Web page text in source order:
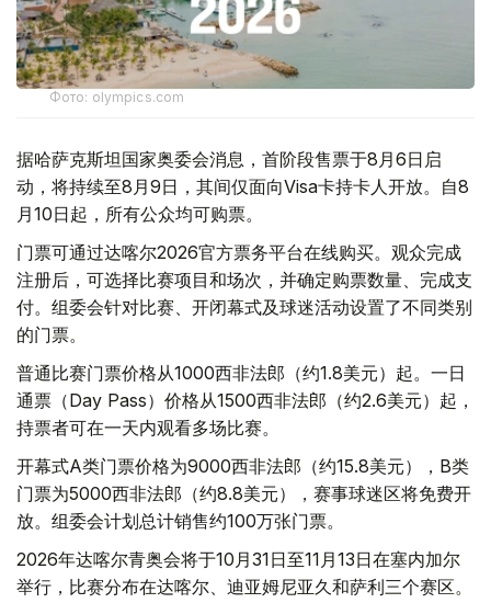
Фото: olympics.com
据哈萨克斯坦国家奥委会消息，首阶段售票于8月6日启
动，将持续至8月9日，其间仅面向Visa卡持卡人开放。自8
月10日起，所有公众均可购票。
门票可通过达喀尔2026官方票务平台在线购买。观众完成
注册后，可选择比赛项目和场次，并确定购票数量、完成支
付。组委会针对比赛、开闭幕式及球迷活动设置了不同类别
的门票。
普通比赛门票价格从1000西非法郎（约1.8美元）起。一日
通票（Day Pass）价格从1500西非法郎（约2.6美元）起，
持票者可在一天内观看多场比赛。
开幕式A类门票价格为9000西非法郎（约15.8美元），B类
门票为5000西非法郎（约8.8美元），赛事球迷区将免费开
放。组委会计划总计销售约100万张门票。
2026年达喀尔青奥会将于10月31日至11月13日在塞内加尔
举行，比赛分布在达喀尔、迪亚姆尼亚久和萨利三个赛区。